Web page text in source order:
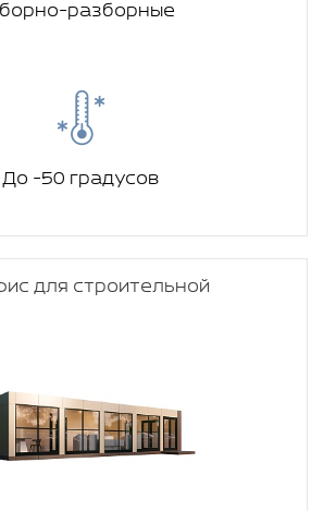
разборные
До -50 градусов
для строительной